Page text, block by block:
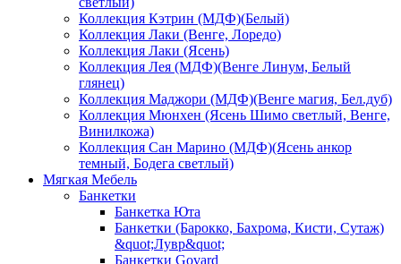
Коллекция Кэтрин (МДФ)(Белый)
Коллекция Лаки (Венге, Лоредо)
Коллекция Лаки (Ясень)
Коллекция Лея (МДФ)(Венге Линум, Белый
глянец)
Коллекция Маджори (МДФ)(Венге магия, Бел.дуб)
Коллекция Мюнхен (Ясень Шимо светлый, Венге,
Винилкожа)
Коллекция Сан Марино (МДФ)(Ясень анкор
темный, Бодега светлый)
Мягкая Мебель
Банкетки
Банкетка Юта
Банкетки (Барокко, Бахрома, Кисти, Сутаж)
&quot;Лувр&quot;
Банкетки Govard